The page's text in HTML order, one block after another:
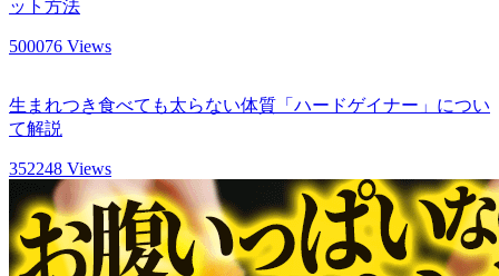
ット方法
500076 Views
生まれつき食べても太らない体質「ハードゲイナー」につい
て解説
352248 Views